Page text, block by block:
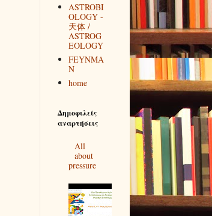
ASTROBI
OLOGY -
天体 /
ASTROG
EOLOGY
FEYNMA
N
home
Δημοφιλείς
αναρτήσεις
All
about
pressure